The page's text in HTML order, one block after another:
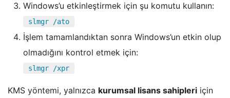
Windows’u etkinleştirmek için şu komutu kullanın:
slmgr /ato
İşlem tamamlandıktan sonra Windows’un etkin olup
olmadığını kontrol etmek için:
slmgr /xpr
KMS yöntemi, yalnızca kurumsal lisans sahipleri için